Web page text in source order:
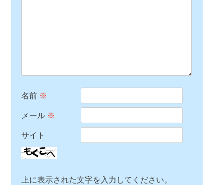
名前 ※
メール ※
サイト
上に表示された文字を入力してください。